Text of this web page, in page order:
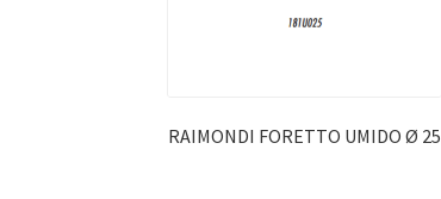
RAIMONDI FORETTO UMIDO Ø 25